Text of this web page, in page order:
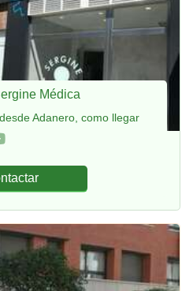
Médica
Adanero, como llegar